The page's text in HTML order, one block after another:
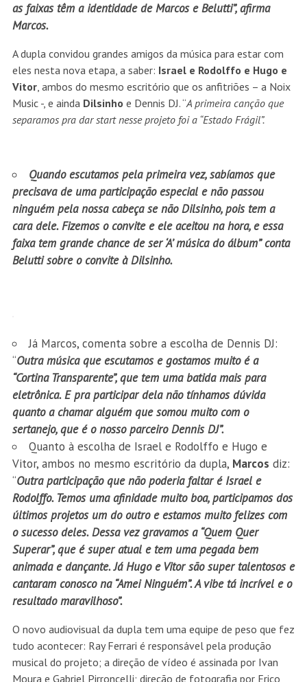
as faixas têm a identidade de Marcos e Belutti”, afirma
Marcos.
A dupla convidou grandes amigos da música para estar com
eles nesta nova etapa, a saber: Israel e Rodolffo e Hugo e
Vitor, ambos do mesmo escritório que os anfitriões – a Noix
Music -, e ainda Dilsinho e Dennis DJ. “A primeira canção que
separamos pra dar start nesse projeto foi a “Estado Frágil”.
Quando escutamos pela primeira vez, sabíamos que
precisava de uma participação especial e não passou
ninguém pela nossa cabeça se não Dilsinho, pois tem a
cara dele. Fizemos o convite e ele aceitou na hora, e essa
faixa tem grande chance de ser ‘A’ música do álbum” conta
Belutti sobre o convite à Dilsinho.
Já Marcos, comenta sobre a escolha de Dennis DJ:
“Outra música que escutamos e gostamos muito é a
“Cortina Transparente”, que tem uma batida mais para
eletrônica. E pra participar dela não tínhamos dúvida
quanto a chamar alguém que somou muito com o
sertanejo, que é o nosso parceiro Dennis DJ”.
Quanto à escolha de Israel e Rodolffo e Hugo e
Vitor, ambos no mesmo escritório da dupla, Marcos diz:
“Outra participação que não poderia faltar é Israel e
Rodolffo. Temos uma afinidade muito boa, participamos dos
últimos projetos um do outro e estamos muito felizes com
o sucesso deles. Dessa vez gravamos a “Quem Quer
Superar”, que é super atual e tem uma pegada bem
animada e dançante. Já Hugo e Vitor são super talentosos e
cantaram conosco na “Amei Ninguém”. A vibe tá incrível e o
resultado maravilhoso”.
O novo audiovisual da dupla tem uma equipe de peso que fez
tudo acontecer: Ray Ferrari é responsável pela produção
musical do projeto; a direção de vídeo é assinada por Ivan
Moura e Gabriel Pirroncelli; direção de fotografia por Erico